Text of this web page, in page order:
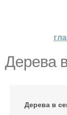
Дерева
Дерева в